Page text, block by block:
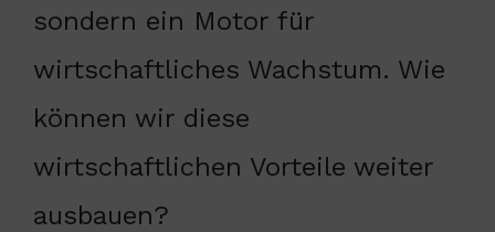
sondern ein Motor für
wirtschaftliches Wachstum. Wie
können wir diese
wirtschaftlichen Vorteile weiter
ausbauen?